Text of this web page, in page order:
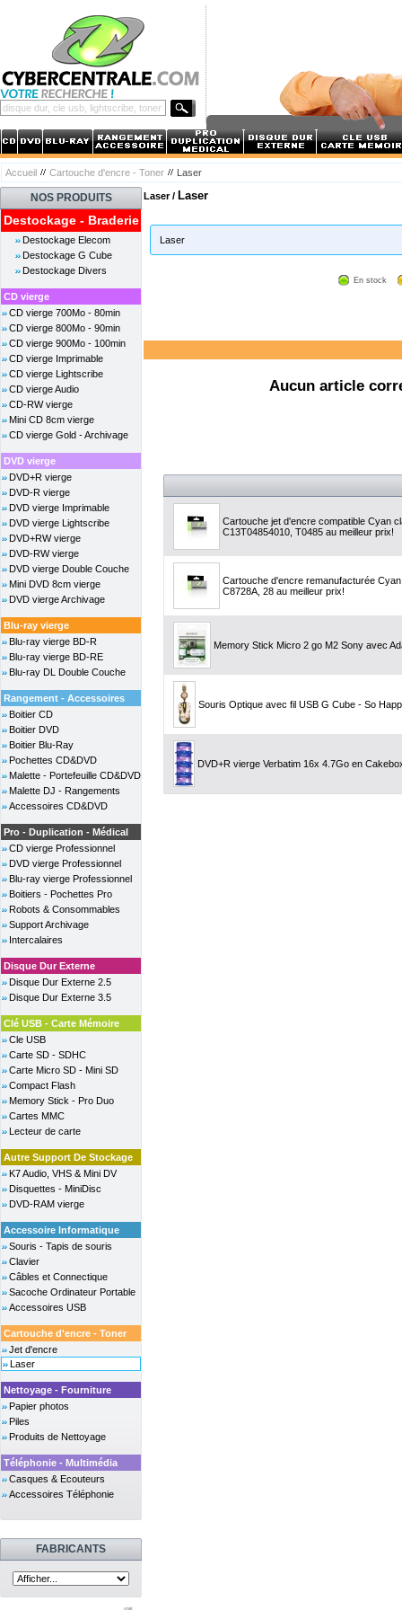
Accueil Cartouche d'encre - Toner Laser
NOS PRODUITS
Destockage - Braderie
Destockage Elecom
Destockage G Cube
Destockage Divers
CD vierge
CD vierge 700Mo - 80min
CD vierge 800Mo - 90min
CD vierge 900Mo - 100min
CD vierge Imprimable
CD vierge Lightscribe
CD vierge Audio
CD-RW vierge
Mini CD 8cm vierge
CD vierge Gold - Archivage
DVD vierge
DVD+R vierge
DVD-R vierge
DVD vierge Imprimable
DVD vierge Lightscribe
DVD+RW vierge
DVD-RW vierge
DVD vierge Double Couche
Mini DVD 8cm vierge
DVD vierge Archivage
Blu-ray vierge
Blu-ray vierge BD-R
Blu-ray vierge BD-RE
Blu-ray DL Double Couche
Rangement - Accessoires
Boitier CD
Boitier DVD
Boitier Blu-Ray
Pochettes CD&DVD
Malette - Portefeuille CD&DVD
Malette DJ - Rangements
Accessoires CD&DVD
Pro - Duplication - Médical
CD vierge Professionnel
DVD vierge Professionnel
Blu-ray vierge Professionnel
Boitiers - Pochettes Pro
Robots & Consommables
Support Archivage
Intercalaires
Disque Dur Externe
Disque Dur Externe 2.5
Disque Dur Externe 3.5
Clé USB - Carte Mémoire
Cle USB
Carte SD - SDHC
Carte Micro SD - Mini SD
Compact Flash
Memory Stick - Pro Duo
Cartes MMC
Lecteur de carte
Autre Support De Stockage
K7 Audio, VHS & Mini DV
Disquettes - MiniDisc
DVD-RAM vierge
Accessoire Informatique
Souris - Tapis de souris
Clavier
Câbles et Connectique
Sacoche Ordinateur Portable
Accessoires USB
Cartouche d'encre - Toner
Jet d'encre
Laser
Nettoyage - Fourniture
Papier photos
Piles
Produits de Nettoyage
Téléphonie - Multimédia
Casques & Ecouteurs
Accessoires Téléphonie
FABRICANTS
Laser / Laser
Laser
En stock
Aucun article
Cartouche jet d'encre compatible Cyan
C13T04854010, T0485 au meilleur prix!
Cartouche d'encre remanufacturée
C8728A, 28 au meilleur prix!
Memory Stick Micro 2 go M2 Sony avec
Souris Optique avec fil USB G Cube - So
DVD+R vierge Verbatim 16x 4.7Go en